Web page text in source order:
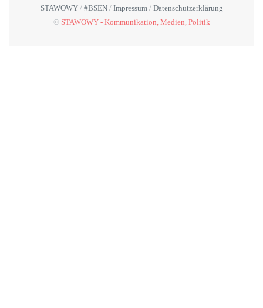
STAWOWY #BSEN Impressum
Datenschutzerklärung
© STAWOWY - Kommunikation, Medien, Politik